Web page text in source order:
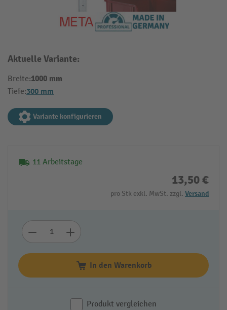
Aktuelle Variante:
Breite:1000 mm
Tiefe:300 mm
Variante konfigurieren
11 Arbeitstage
13,50 €
pro Stk exkl. MwSt. zzgl. Versand
In den Warenkorb
Produkt vergleichen